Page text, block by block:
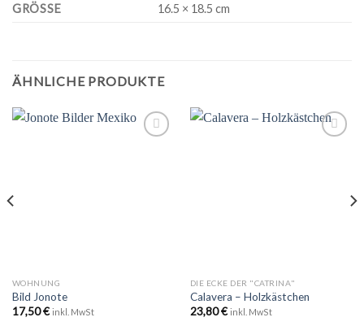
GRÖSSE 16.5 × 18.5 cm
ÄHNLICHE PRODUKTE
WOHNUNG
Bild Jonote
17,50€ inkl. MwSt
DIE ECKE DER "CATRINA"
Calavera – Holzkästchen
23,80€ inkl. MwSt